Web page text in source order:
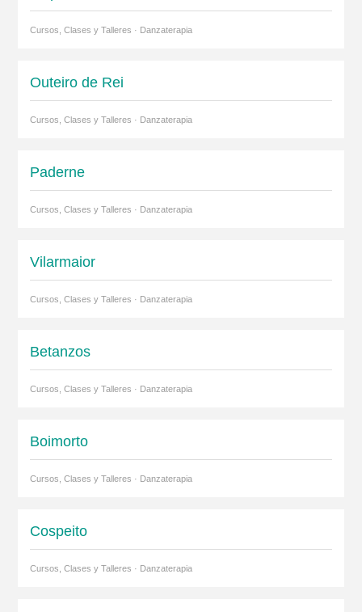
Cursos, Clases y Talleres · Danzaterapia
Outeiro de Rei
Cursos, Clases y Talleres · Danzaterapia
Paderne
Cursos, Clases y Talleres · Danzaterapia
Vilarmaior
Cursos, Clases y Talleres · Danzaterapia
Betanzos
Cursos, Clases y Talleres · Danzaterapia
Boimorto
Cursos, Clases y Talleres · Danzaterapia
Cospeito
Cursos, Clases y Talleres · Danzaterapia